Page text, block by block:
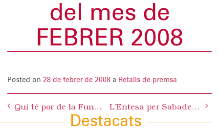
del mes de
FEBRER 2008
Posted on 28 de febrer de 2008 a Retalls de premsa
navigation
Qui té por de la Fundació Sabadell Solidari? L’Entesa per Sabadell aplaudeix l’acte d’homenatge al doctor Josep M. Plans i recorda que ja va proposar que el CAP Nord dugués el seu nom
Destacats